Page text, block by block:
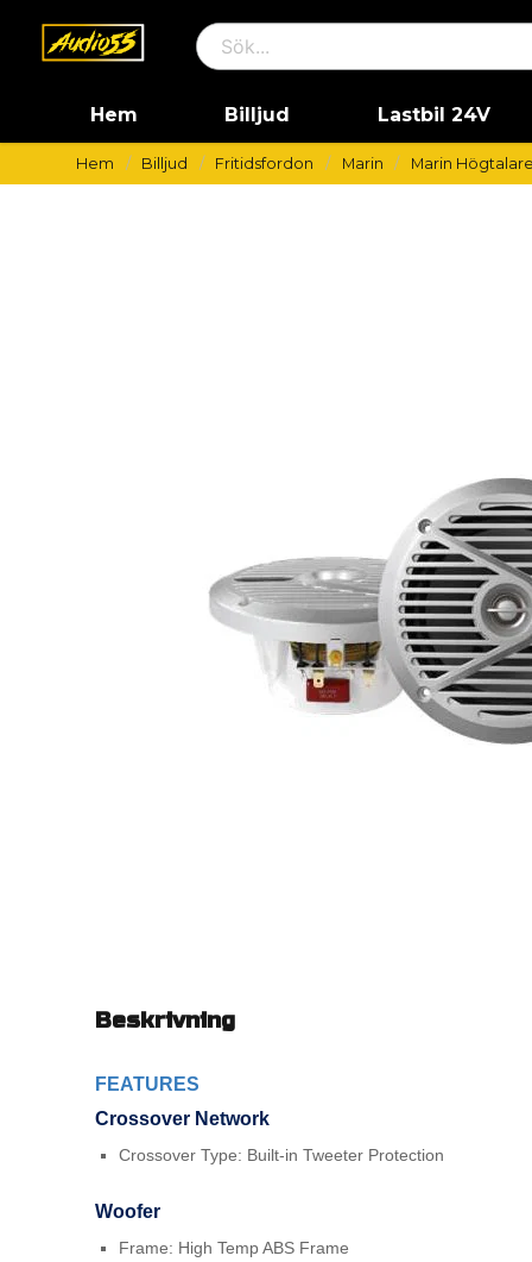
Hem Billjud Lastbil 24V
Hem Billjud Fritidsfordon Marin Marin
Beskrivning
FEATURES
Crossover Network
Crossover Type: Built-in Tweeter Protection
Woofer
Frame: High Temp ABS Frame